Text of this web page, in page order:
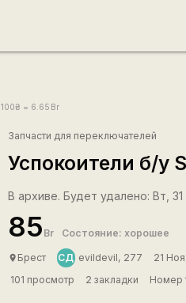
100₴ = 6.65 Br
Запчасти для переключателей
Успокоители б/у
В архиве. Будет удалено: Вт, 31
85 Br Состояние: хорошее
place Брест СД evildevil, 277
21
101 просмотр
2 закладки Номер